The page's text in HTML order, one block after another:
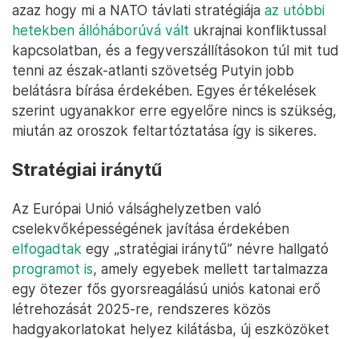
azaz hogy mi a NATO távlati stratégiája az utóbbi
hetekben állóháborúvá vált ukrajnai konfliktussal
kapcsolatban, és a fegyverszállításokon túl mit tud
tenni az észak-atlanti szövetség Putyin jobb
belátásra bírása érdekében. Egyes értékelések
szerint ugyanakkor erre egyelőre nincs is szükség,
miután az oroszok feltartóztatása így is sikeres.
Stratégiai iránytű
Az Európai Unió válsághelyzetben való
cselekvőképességének javítása érdekében
elfogadtak egy „stratégiai iránytű” névre hallgató
programot is, amely egyebek mellett tartalmazza
egy ötezer fős gyorsreagálású uniós katonai erő
létrehozását 2025-re, rendszeres közös
hadgyakorlatokat helyez kilátásba, új eszközöket